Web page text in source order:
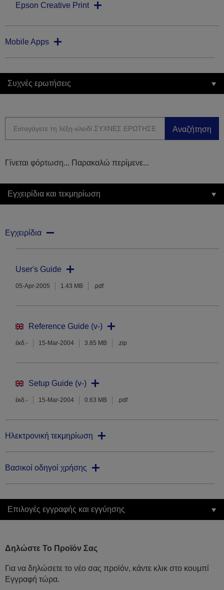
Epson Creative Print
Mobile Apps
Συχνές ερωτήσεις
Αναζήτηση
Γίνεται φόρτωση... Παρακαλώ περίμενε...
Εγχειρίδια και τεκμηρίωση
Εγχειρίδια
User's Guide
05-Apr-2005 1.43 MB .pdf
Reference Guide (v-)
έκδ.- 15-Mar-2004 3.85 MB .zip
Setup Guide (v-)
έκδ.- 15-Mar-2004 0.63 MB .pdf
Ηλεκτρονική τεκμηρίωση
Βασικοί οδηγοί χρήσης
Επιλογές εγγραφής και εγγύησης
Δηλώστε Το Προϊόν Σας
Για να δηλώσετε το νέο σας προϊόν, κάντε κλικ στο κουμπί
Εγγραφή τώρα.